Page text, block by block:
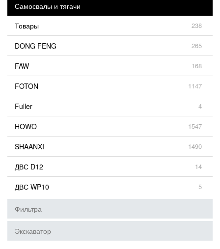
Самосвалы и тягачи
Товары
238
DONG FENG 265
FAW 168
FOTON 1147
Fuller 4
HOWO 1547
SHAANXI 1490
ДВС D12 14
ДВС WP10 5
Фильтра
Экскаватор